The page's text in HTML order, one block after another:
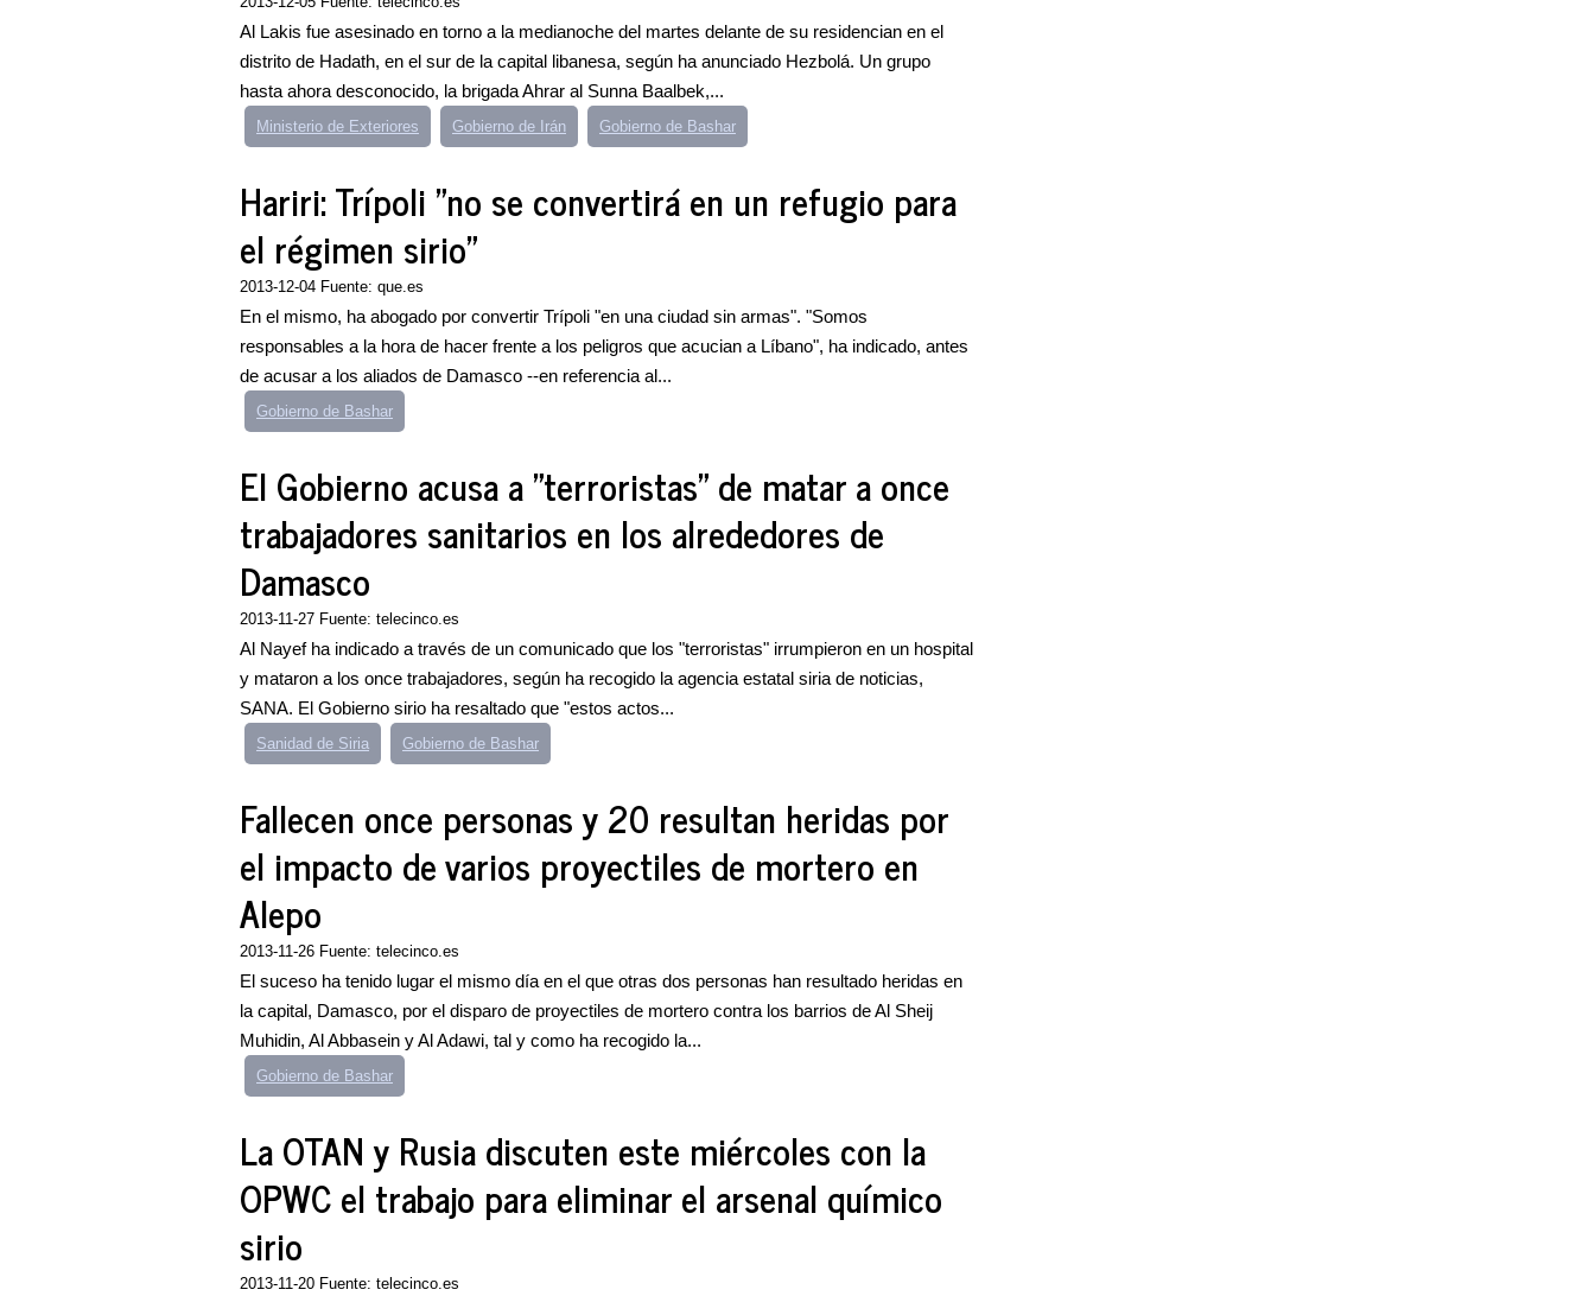
Al Lakis fue asesinado en torno a la medianoche del martes delante de su residencian en el
distrito de Hadath, en el sur de la capital libanesa, según ha anunciado Hezbolá. Un grupo
hasta ahora desconocido, la brigada Ahrar al Sunna Baalbek,...
Ministerio de Exteriores Gobierno de Irán Gobierno de Bashar
Hariri: Trípoli "no se convertirá en un refugio para
el régimen sirio"
2013-12-04 Fuente: que.es
En el mismo, ha abogado por convertir Trípoli "en una ciudad sin armas". "Somos
responsables a la hora de hacer frente a los peligros que acucian a Líbano", ha indicado, antes
de acusar a los aliados de Damasco --en referencia al...
Gobierno de Bashar
El Gobierno acusa a "terroristas" de matar a once
trabajadores sanitarios en los alrededores de
Damasco
2013-11-27 Fuente: telecinco.es
Al Nayef ha indicado a través de un comunicado que los "terroristas" irrumpieron en un hospital
y mataron a los once trabajadores, según ha recogido la agencia estatal siria de noticias,
SANA. El Gobierno sirio ha resaltado que "estos actos...
Sanidad de Siria Gobierno de Bashar
Fallecen once personas y 20 resultan heridas por
el impacto de varios proyectiles de mortero en
Alepo
2013-11-26 Fuente: telecinco.es
El suceso ha tenido lugar el mismo día en el que otras dos personas han resultado heridas en
la capital, Damasco, por el disparo de proyectiles de mortero contra los barrios de Al Sheij
Muhidin, Al Abbasein y Al Adawi, tal y como ha recogido la...
Gobierno de Bashar
La OTAN y Rusia discuten este miércoles con la
OPWC el trabajo para eliminar el arsenal químico
sirio
2013-11-20 Fuente: telecinco.es